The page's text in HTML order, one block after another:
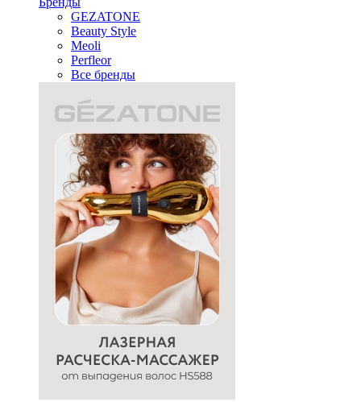
GEZATONE
Beauty Style
Meoli
Perfleor
Все бренды